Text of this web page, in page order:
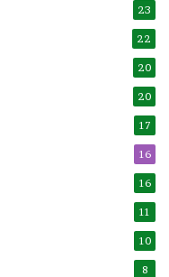
23
22
20
20
17
16
16
11
10
8